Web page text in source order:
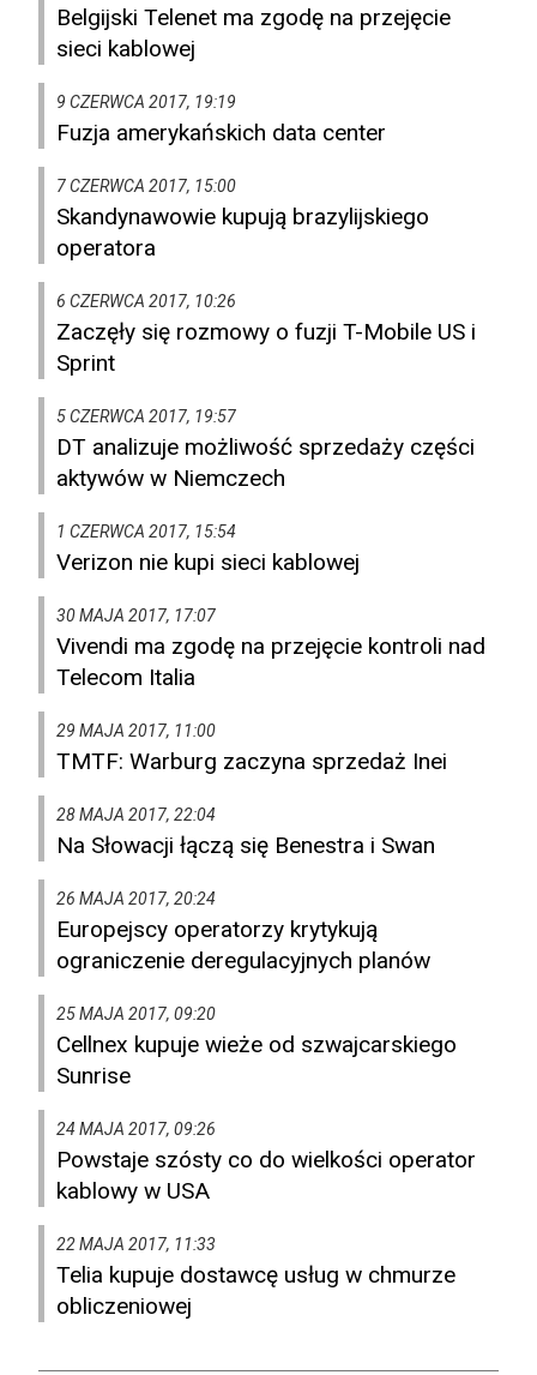
Belgijski Telenet ma zgodę na przejęcie
sieci kablowej
9 CZERWCA 2017, 19:19
Fuzja amerykańskich data center
7 CZERWCA 2017, 15:00
Skandynawowie kupują brazylijskiego
operatora
6 CZERWCA 2017, 10:26
Zaczęły się rozmowy o fuzji T-Mobile US i
Sprint
5 CZERWCA 2017, 19:57
DT analizuje możliwość sprzedaży części
aktywów w Niemczech
1 CZERWCA 2017, 15:54
Verizon nie kupi sieci kablowej
30 MAJA 2017, 17:07
Vivendi ma zgodę na przejęcie kontroli nad
Telecom Italia
29 MAJA 2017, 11:00
TMTF: Warburg zaczyna sprzedaż Inei
28 MAJA 2017, 22:04
Na Słowacji łączą się Benestra i Swan
26 MAJA 2017, 20:24
Europejscy operatorzy krytykują
ograniczenie deregulacyjnych planów
25 MAJA 2017, 09:20
Cellnex kupuje wieże od szwajcarskiego
Sunrise
24 MAJA 2017, 09:26
Powstaje szósty co do wielkości operator
kablowy w USA
22 MAJA 2017, 11:33
Telia kupuje dostawcę usług w chmurze
obliczeniowej